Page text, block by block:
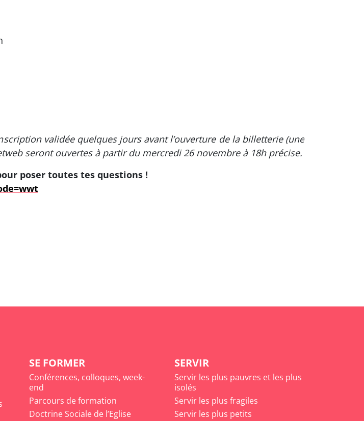
validée quelques jours avant l’ouverture de la billetterie (une
seront ouvertes à partir du mercredi 26 novembre à 18h précise.
poser toutes tes questions !
SE FORMER
Conférences, colloques, week-
end
Parcours de formation
Doctrine Sociale de l’Eglise
SERVIR
Servir les plus pauvres et les plus
isolés
Servir les plus fragiles
Servir les plus petits